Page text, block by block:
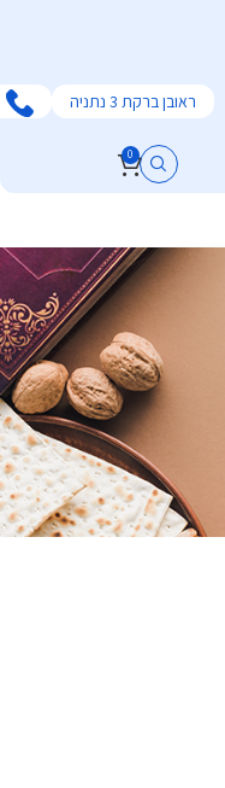
ראובן ברקת 3 נתניה
0